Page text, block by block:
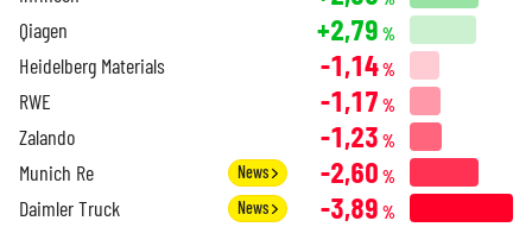
Qiagen +2,79 %
Heidelberg Materials -1,14%
RWE -1,17 %
Zalando -1,23 %
Munich Re News -2,60 %
Daimler Truck News -3,89 %